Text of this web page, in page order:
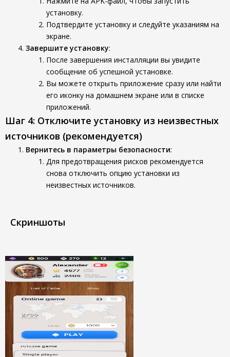
установку.
Подтвердите установку и следуйте указаниям на
экране.
Завершите установку:
После завершения инсталляции вы увидите
сообщение об успешной установке.
Вы можете открыть приложение сразу или найти
его иконку на домашнем экране или в списке
приложений.
Шаг 4: Отключите установку из неизвестных
источников (рекомендуется)
Вернитесь в параметры безопасности:
Для предотвращения рисков рекомендуется
снова отключить опцию установки из
неизвестных источников.
Скриншоты